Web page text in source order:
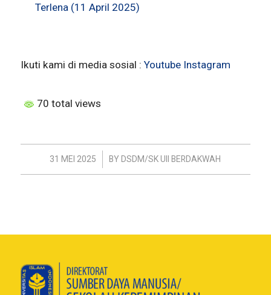
Terlena (11 April 2025)
Ikuti kami di media sosial : Youtube Instagram
70 total views
31 MEI 2025
/ BY DSDM/SK UII BERDAKWAH